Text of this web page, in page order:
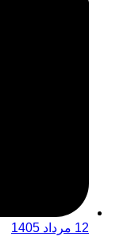
12 مرداد 1405